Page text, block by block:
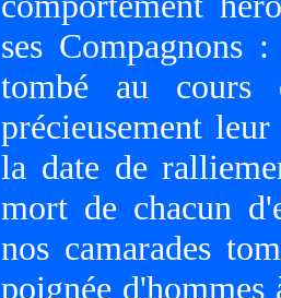
ses Compagnons
tombé au cours
précieusement
la date de
mort de chacun
nos camarades
poignée